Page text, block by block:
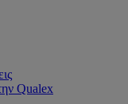
Qualex